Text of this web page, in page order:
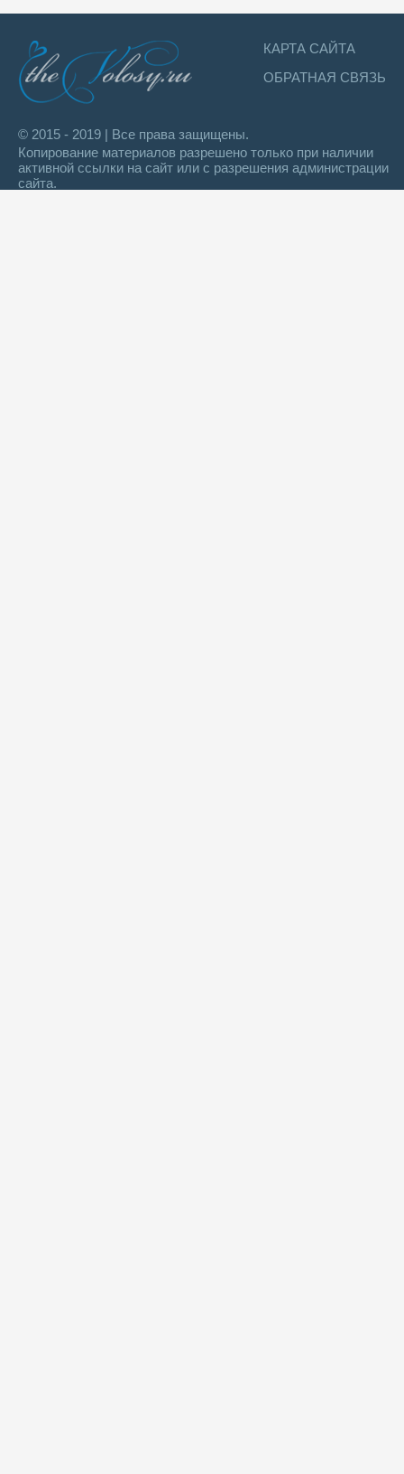
© 2015 - 2019 | Все права защищены.
Копирование материалов разрешено только при наличии
активной ссылки на сайт или с разрешения администрации
сайта.
КАРТА САЙТА
ОБРАТНАЯ СВЯЗЬ